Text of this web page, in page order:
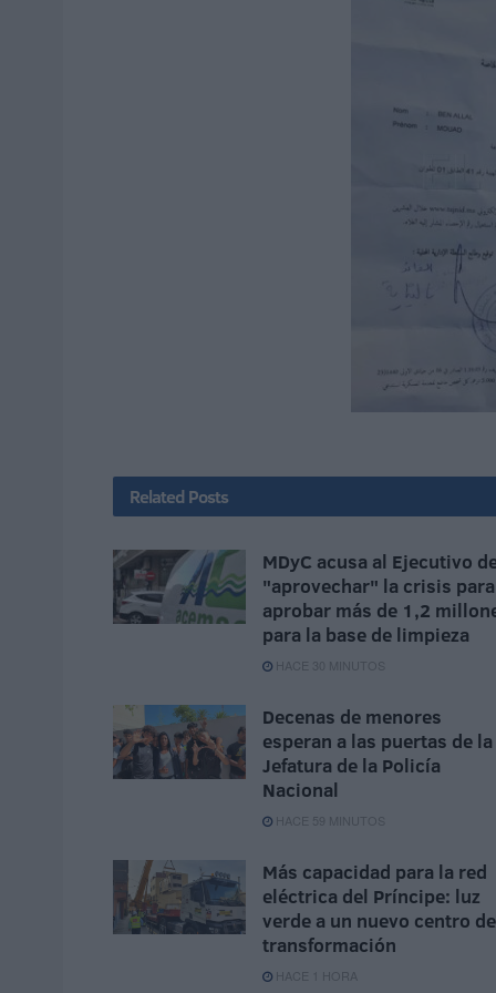
Related Posts
MDyC acusa al Ejecutivo
"aprovechar" la crisis para
aprobar más de 1,2
para la base de limpieza
HACE 30 MINUTOS
Decenas de menores
esperan a las puertas de la
Jefatura de la Policía
Nacional
HACE 59 MINUTOS
Más capacidad para la red
eléctrica del Príncipe: luz
verde a un nuevo centro de
transformación
HACE 1 HORA